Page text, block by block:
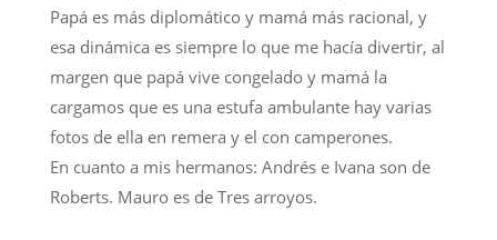
Papá es más diplomático y mamá más racional, y
esa dinámica es siempre lo que me hacía divertir, al
margen que papá vive congelado y mamá la
cargamos que es una estufa ambulante hay varias
fotos de ella en remera y el con camperones.
En cuanto a mis hermanos: Andrés e Ivana son de
Roberts. Mauro es de Tres arroyos.